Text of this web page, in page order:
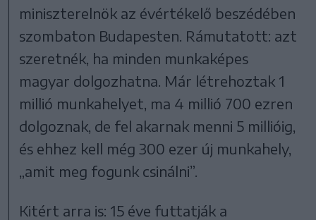
miniszterelnök az évértékelő beszédében
szombaton Budapesten. Rámutatott: azt
szeretnék, ha minden munkaképes
magyar dolgozhatna. Már létrehoztak 1
millió munkahelyet, ma 4 millió 700 ezren
dolgoznak, de fel akarnak menni 5 millióig,
és ehhez kell még 300 ezer új munkahely,
„amit meg fogunk csinálni”.
Kitért arra is: 15 éve futtatják a